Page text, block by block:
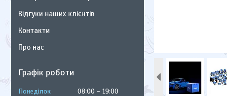
Відгуки наших клієнтів
Контакти
Про нас
Графік роботи
Понеділок 08:00
19:00